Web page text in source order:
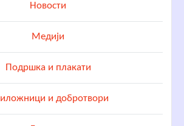
Новости
Медији
Подршка и плакати
и добротвори